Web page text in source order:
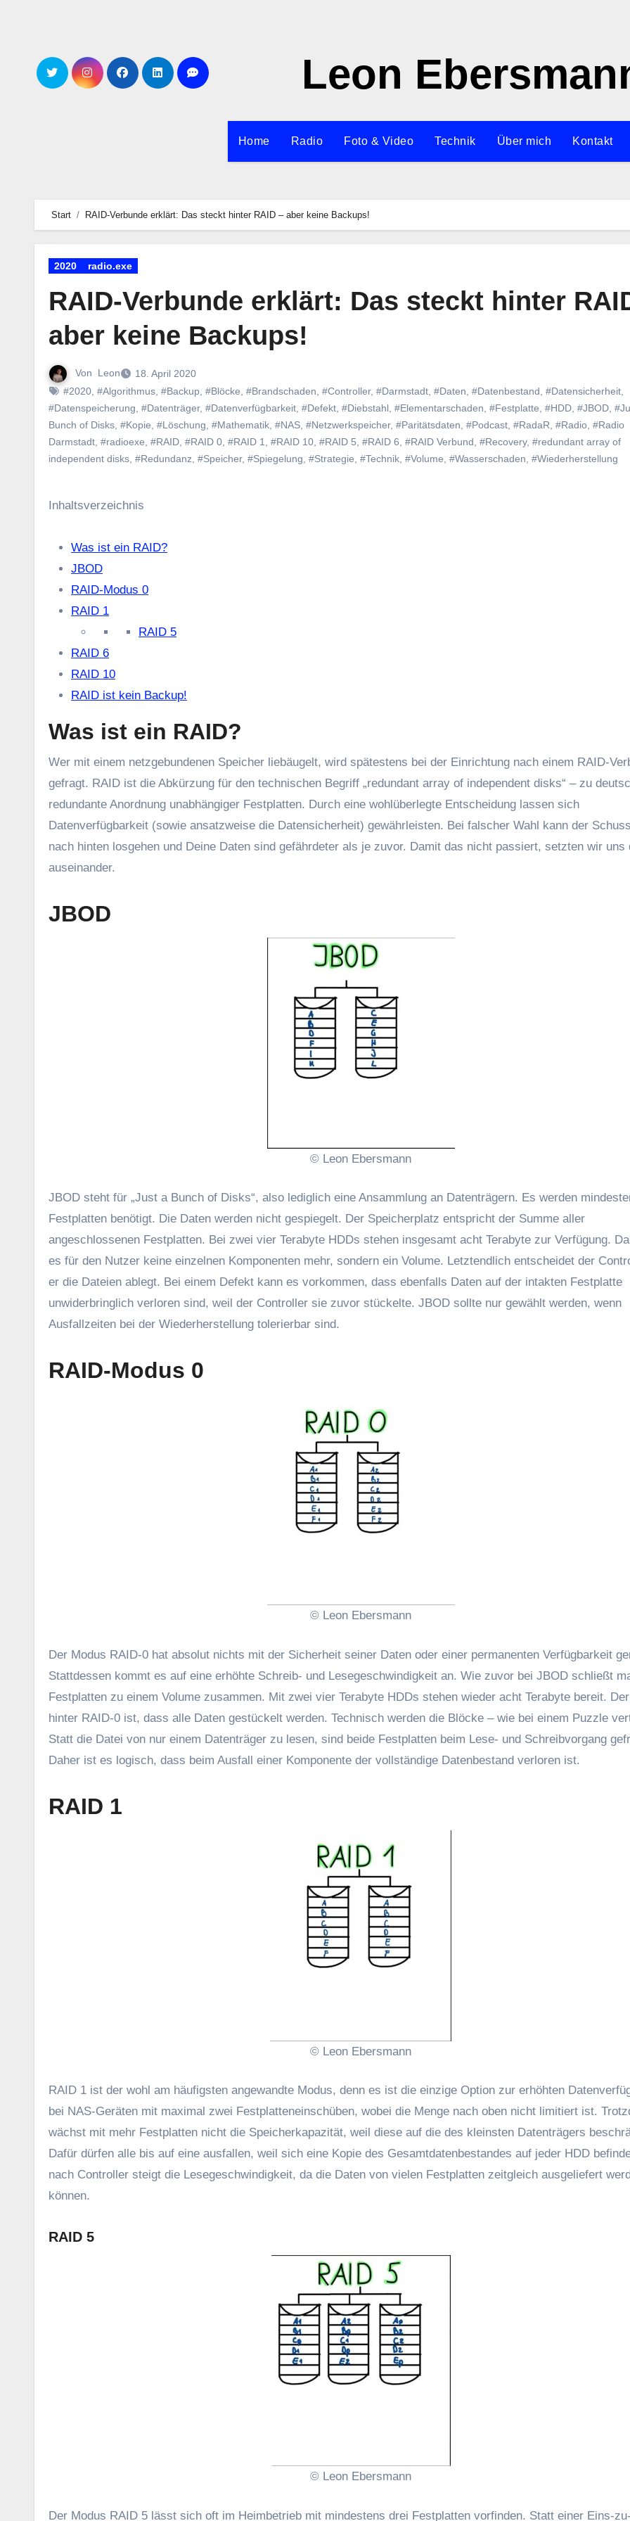
Leon
Home Radio Foto & Video Technik Über mich Kontakt
Start RAID-Verbunde erklärt: Das steckt hinter RAID – aber keine Backups!
2020 radio.exe
RAID-Verbunde erklärt: Das steckt hinter
aber keine Backups!
Von Leon
18. April 2020
#2020 #Algorithmus #Backup #Blöcke #Brandschaden #Controller, #Darmstadt #Daten #Datenbestand #Datensicherheit
#Datenspeicherung #Datenträger, #Datenverfügbarkeit #Defekt #Diebstahl #Elementarschaden #Festplatte #HDD #JBOD
Bunch of Disks #Kopie #Löschung #Mathematik #NAS #Netzwerkspeicher, #Paritätsdaten #Podcast #RadaR #Radio #Radio
Darmstadt #radioexe #RAID #RAID 0 #RAID 1 #RAID 10 #RAID 5 #RAID 6 #RAID Verbund #Recovery, #redundant array of
independent disks #Redundanz #Speicher, #Spiegelung #Strategie #Technik #Volume #Wasserschaden #Wiederherstellung
Inhaltsverzeichnis
Was ist ein RAID?
JBOD
RAID-Modus 0
RAID 1
RAID 5
RAID 6
RAID 10
RAID ist kein Backup!
Was ist ein RAID?
Wer mit einem netzgebundenen Speicher liebäugelt, wird spätestens bei der Einrichtung nach einem RAID-Verbund
gefragt. RAID ist die Abkürzung für den technischen Begriff „redundant array of independent disks“ – zu
redundante Anordnung unabhängiger Festplatten. Durch eine wohlüberlegte Entscheidung lassen sich
Datenverfügbarkeit (sowie ansatzweise die Datensicherheit) gewährleisten. Bei falscher Wahl kann der
nach hinten losgehen und Deine Daten sind gefährdeter als je zuvor. Damit das nicht passiert, setzten wir uns
auseinander.
JBOD
© Leon Ebersmann
JBOD steht für „Just a Bunch of Disks“, also lediglich eine Ansammlung an Datenträgern. Es werden
Festplatten benötigt. Die Daten werden nicht gespiegelt. Der Speicherplatz entspricht der Summe aller
angeschlossenen Festplatten. Bei zwei vier Terabyte HDDs stehen insgesamt acht Terabyte zur Verfügung.
es für den Nutzer keine einzelnen Komponenten mehr, sondern ein Volume. Letztendlich entscheidet der
er die Dateien ablegt. Bei einem Defekt kann es vorkommen, dass ebenfalls Daten auf der intakten Festplatte
unwiderbringlich verloren sind, weil der Controller sie zuvor stückelte. JBOD sollte nur gewählt werden, wenn
Ausfallzeiten bei der Wiederherstellung tolerierbar sind.
RAID-Modus 0
© Leon Ebersmann
Der Modus RAID-0 hat absolut nichts mit der Sicherheit seiner Daten oder einer permanenten Verfügbarkeit
Stattdessen kommt es auf eine erhöhte Schreib- und Lesegeschwindigkeit an. Wie zuvor bei JBOD schließt
Festplatten zu einem Volume zusammen. Mit zwei vier Terabyte HDDs stehen wieder acht Terabyte bereit.
hinter RAID-0 ist, dass alle Daten gestückelt werden. Technisch werden die Blöcke – wie bei einem Puzzle
Statt die Datei von nur einem Datenträger zu lesen, sind beide Festplatten beim Lese- und Schreibvorgang
Daher ist es logisch, dass beim Ausfall einer Komponente der vollständige Datenbestand verloren ist.
RAID 1
© Leon Ebersmann
RAID 1 ist der wohl am häufigsten angewandte Modus, denn es ist die einzige Option zur erhöhten
bei NAS-Geräten mit maximal zwei Festplatteneinschüben, wobei die Menge nach oben nicht limitiert ist.
wächst mit mehr Festplatten nicht die Speicherkapazität, weil diese auf die des kleinsten Datenträgers
Dafür dürfen alle bis auf eine ausfallen, weil sich eine Kopie des Gesamtdatenbestandes auf jeder HDD
nach Controller steigt die Lesegeschwindigkeit, da die Daten von vielen Festplatten zeitgleich ausgeliefert
können.
RAID 5
© Leon Ebersmann
Der Modus RAID 5 lässt sich oft im Heimbetrieb mit mindestens drei Festplatten vorfinden. Statt einer Eins-